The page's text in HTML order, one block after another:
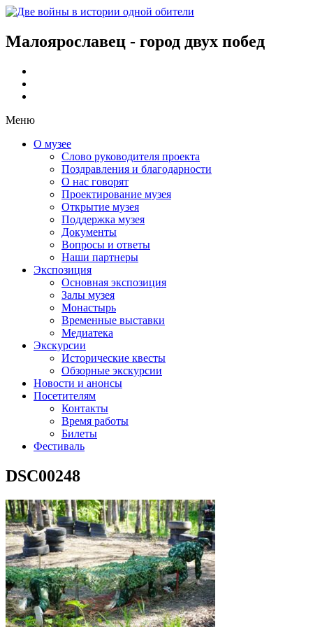
Малоярославец - город двух побед
Меню
О музее
Слово руководителя проекта
Поздравления и благодарности
О нас говорят
Проектирование музея
Открытие музея
Поддержка музея
Документы
Вопросы и ответы
Наши партнеры
Экспозиция
Основная экспозиция
Залы музея
Монастырь
Временные выставки
Медиатека
Экскурсии
Исторические квесты
Обзорные экскурсии
Новости и анонсы
Посетителям
Контакты
Время работы
Билеты
Фестиваль
DSC00248